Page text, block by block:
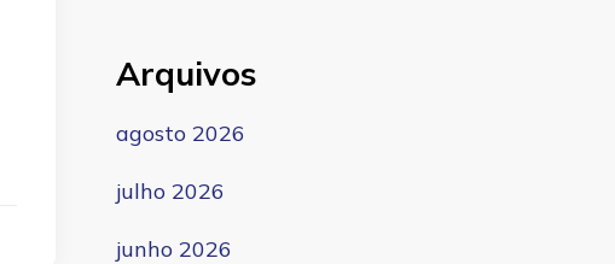
Arquivos
agosto 2026
julho 2026
junho 2026